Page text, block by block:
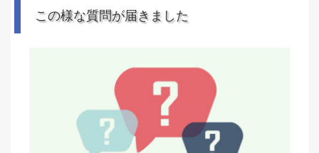
この様な質問が届きました